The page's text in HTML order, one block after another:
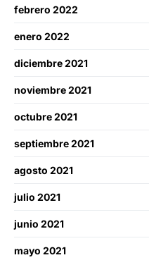
febrero 2022
enero 2022
diciembre 2021
noviembre 2021
octubre 2021
septiembre 2021
agosto 2021
julio 2021
junio 2021
mayo 2021